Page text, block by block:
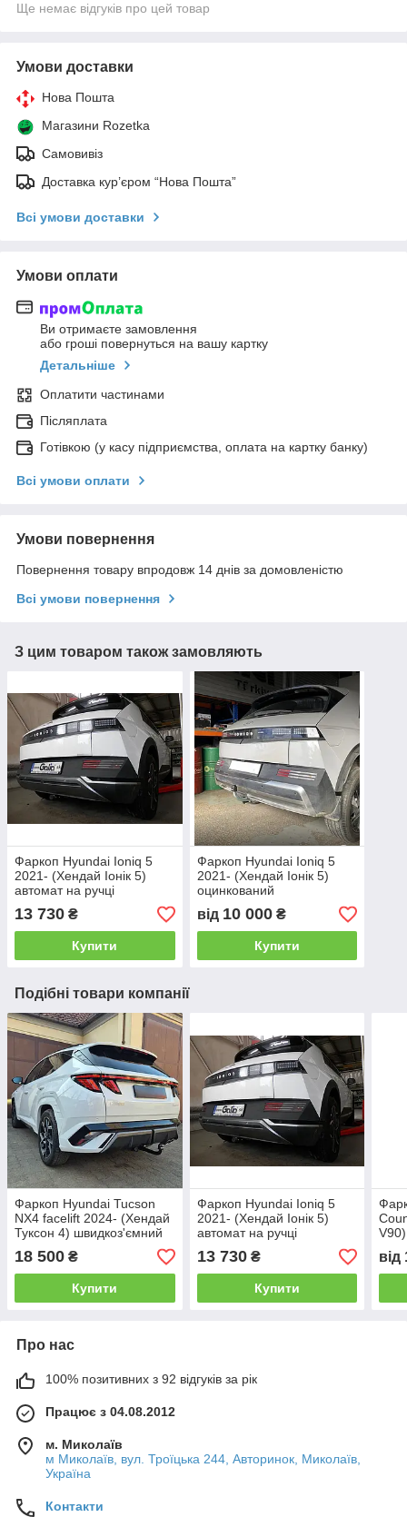
Ще немає відгуків про цей товар
Умови доставки
Нова Пошта
Магазини Rozetka
Самовивіз
Доставка кур’єром “Нова Пошта”
Всі умови доставки
Умови оплати
Ви отримаєте замовлення
або гроші повернуться на вашу картку
Детальніше
Оплатити частинами
Післяплата
Готівкою (у касу підприємства, оплата на картку банку)
Всі умови оплати
Умови повернення
Повернення товару впродовж 14 днів за домовленістю
Всі умови повернення
З цим товаром також замовляють
Фаркоп Hyundai Ioniq 5
2021- (Хендай Іонік 5)
автомат на ручці
13 730 ₴
Купити
Фаркоп Hyundai Ioniq 5
2021- (Хендай Іонік 5)
оцинкований
від 10 000₴
Купити
Подібні товари компанії
Фаркоп Hyundai Tucson
NX4 facelift 2024- (Хендай
Туксон 4) швидкоз'ємний
18 500 ₴
Купити
Фаркоп Hyundai Ioniq 5
2021- (Хендай Іонік 5)
автомат на ручці
13 730₴
Купити
від
Про нас
100% позитивних з 92 відгуків за рік
Працює з 04.08.2012
м. Миколаїв
м Миколаїв, вул. Троїцька 244, Авторинок, Миколаїв,
Україна
Контакти